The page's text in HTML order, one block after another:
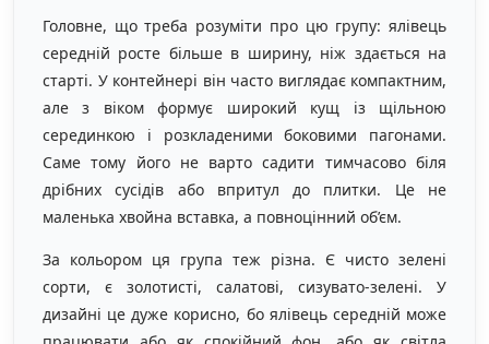
Головне, що треба розуміти про цю групу: ялівець
середній росте більше в ширину, ніж здається на
старті. У контейнері він часто виглядає компактним,
але з віком формує широкий кущ із щільною
серединкою і розкладеними боковими пагонами.
Саме тому його не варто садити тимчасово біля
дрібних сусідів або впритул до плитки. Це не
маленька хвойна вставка, а повноцінний об’єм.
За кольором ця група теж різна. Є чисто зелені
сорти, є золотисті, салатові, сизувато-зелені. У
дизайні це дуже корисно, бо ялівець середній може